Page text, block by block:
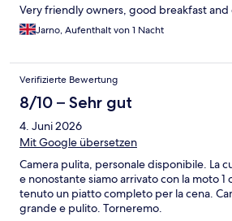
Very friendly owners, good breakfast and
Jarno, Aufenthalt von 1 Nacht
Verifizierte Bewertung
8/10 – Sehr gut
4. Juni 2026
Mit Google übersetzen
Camera pulita, personale disponibile. La
e nonostante siamo arrivato con la moto 1
tenuto un piatto completo per la cena.
grande e pulito. Torneremo.